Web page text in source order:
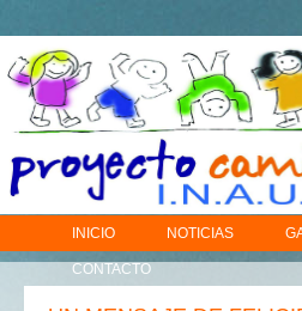
INICIO NOTICIAS
CONTACTO